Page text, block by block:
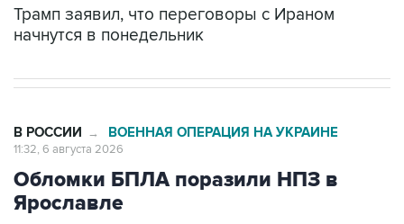
Трамп заявил, что переговоры с Ираном
начнутся в понедельник
В РОССИИ → ВОЕННАЯ ОПЕРАЦИЯ НА УКРАИНЕ
11:32, 6 августа 2026
Обломки БПЛА поразили НПЗ в
Ярославле